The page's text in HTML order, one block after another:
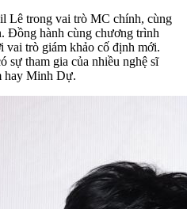
Lê trong vai trò MC chính, cùng
Đồng hành cùng chương trình
vai trò giám khảo cố định mới.
sự tham gia của nhiều nghệ sĩ
hay Minh Dự.